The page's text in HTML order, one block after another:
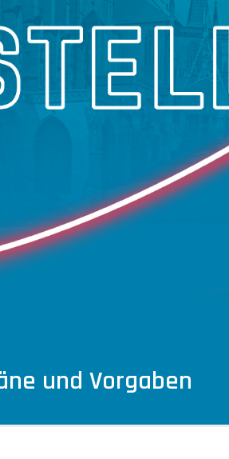
und Vorgaben